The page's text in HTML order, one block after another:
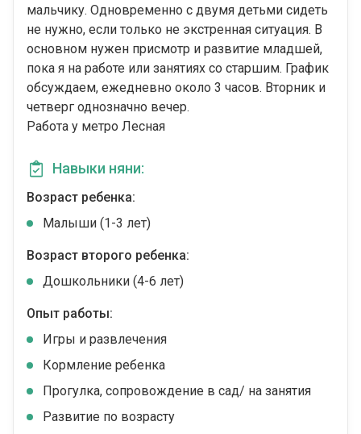
мальчику. Одновременно с двумя детьми сидеть
не нужно, если только не экстренная ситуация. В
основном нужен присмотр и развитие младшей,
пока я на работе или занятиях со старшим. График
обсуждаем, ежедневно около 3 часов. Вторник и
четверг однозначно вечер.
Работа у метро Лесная
Навыки няни:
Возраст ребенка:
Малыши (1-3 лет)
Возраст второго ребенка:
Дошкольники (4-6 лет)
Опыт работы:
Игры и развлечения
Кормление ребенка
Прогулка, сопровождение в сад/ на занятия
Развитие по возрасту